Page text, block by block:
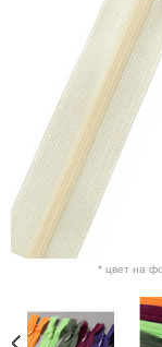
* цвет на